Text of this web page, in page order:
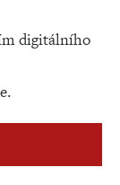
digitálního